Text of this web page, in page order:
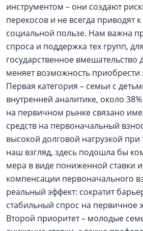
инструментом – они создают
перекосов и не всегда приводят
социальной пользе. Нам важна
спроса и поддержка тех групп,
государственное вмешательство
меняет возможность приобрести
Первая категория – семьи с
внутренней аналитике, около
на первичном рынке связано
средств на первоначальный
высокой долговой нагрузкой при
наш взгляд, здесь подошла бы
мера в виде пониженной ставки
компенсации первоначального
реальный эффект: сократит
стабильный спрос на первичное
Второй приоритет – молодые